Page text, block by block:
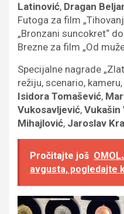
Latinović, Dragan
Futoga za film
„Bronzani suncokret“
Brezne za film „Od
Specijalne nagrade
režiju, scenario,
Isidora Tomašević,
Vukosavljević, Vukašin
Mihajlović, Jaroslav
Pročitajte još
avgusta, pogledajte